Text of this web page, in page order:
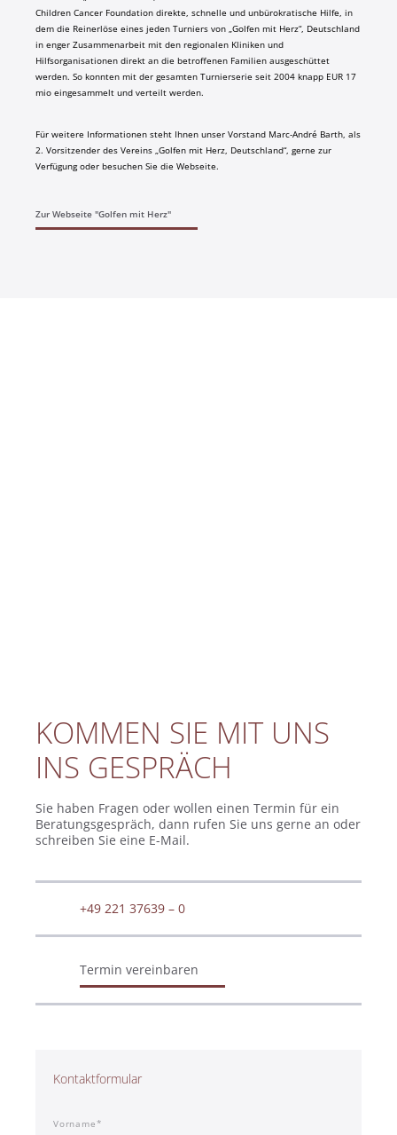
Children Cancer Foundation direkte, schnelle und unbürokratische Hilfe, in
dem die Reinerlöse eines jeden Turniers von „Golfen mit Herz“, Deutschland
in enger Zusammenarbeit mit den regionalen Kliniken und
Hilfsorganisationen direkt an die betroffenen Familien ausgeschüttet
werden. So konnten mit der gesamten Turnierserie seit 2004 knapp EUR 17
mio eingesammelt und verteilt werden.
Für weitere Informationen steht Ihnen unser Vorstand Marc-André Barth, als
2. Vorsitzender des Vereins „Golfen mit Herz, Deutschland“, gerne zur
Verfügung oder besuchen Sie die Webseite.
Zur Webseite "Golfen mit Herz"
KOMMEN SIE MIT UNS
INS GESPRÄCH
Sie haben Fragen oder wollen einen Termin für ein
Beratungsgespräch, dann rufen Sie uns gerne an oder
schreiben Sie eine E-Mail.
+49 221 37639 – 0
Termin vereinbaren